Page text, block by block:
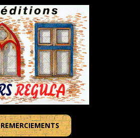
REMERCIEMENTS